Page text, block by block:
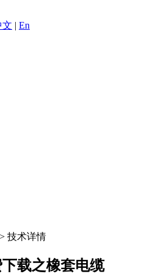
文 | En
> 技术详情
载之橡套电缆